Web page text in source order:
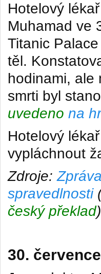
Hotelový
Muhamad ve
Titanic
těl.
hodinami,
smrti byl
uvedeno na
Hotelový lékař
vypláchnout
Zdroje:
spravedlnosti
český překlad)
30.